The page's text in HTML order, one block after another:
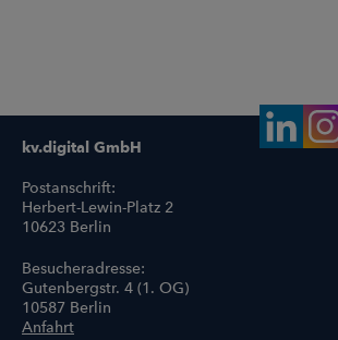
kv.digital GmbH
Postanschrift:
Herbert-Lewin-Platz 2
10623 Berlin
Besucheradresse:
Gutenbergstr. 4 (1. OG)
10587 Berlin
Anfahrt